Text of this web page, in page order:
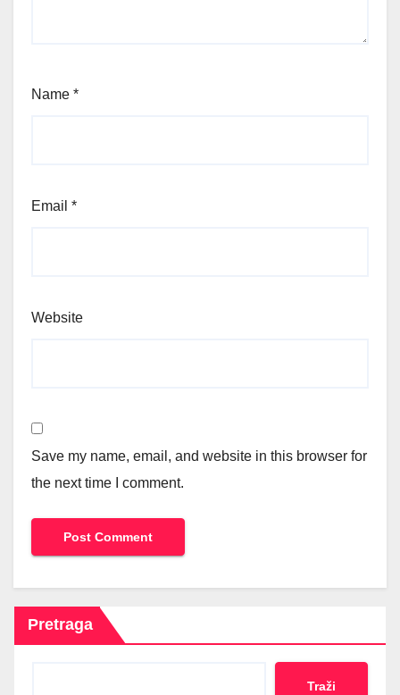
Name *
Email *
Website
Save my name, email, and website in this browser for
the next time I comment.
Pretraga
Traži